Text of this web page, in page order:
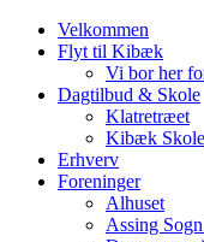
Velkommen
Flyt til Kibæk
Vi bor her
Dagtilbud & Skole
Klatretræet
Kibæk Skole
Erhverv
Foreninger
Alhuset
Assing